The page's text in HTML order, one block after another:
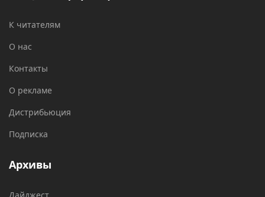
К читателям
О нас
Контакты
О рекламе
Дистрибьюция
Подписка
Архивы